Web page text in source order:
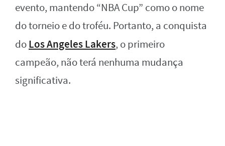
evento, mantendo “NBA Cup” como o nome
do torneio e do troféu. Portanto, a conquista
doLos Angeles Lakers, o primeiro
campeão, não terá nenhuma mudança
significativa.